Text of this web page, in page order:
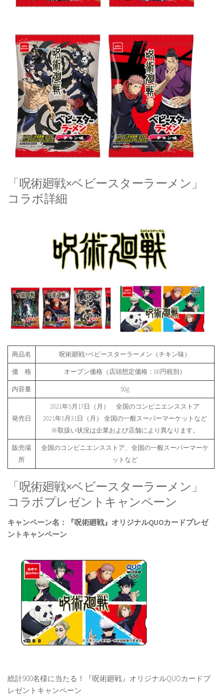
「呪術廻戦×ベビースターラーメン」
コラボ詳細
商品名 呪術廻戦×ベビースターラーメン（チキン味）
価 格 オープン価格（店頭想定価格：80円税別）
内容量 50g
発売日
2021年5月17日（月） 全国のコンビニエンスストア
2021年5月31日（月） 全国の一般スーパーマーケットなど
※取扱い状況は企業および店舗により異なります。
販売場
所
全国のコンビニエンスストア、全国の一般スーパーマーケ
ットなど
「呪術廻戦×ベビースターラーメン」
コラボプレゼントキャンペーン
キャンペーン名：『呪術廻戦』オリジナルQUOカードプレゼ
ントキャンペーン
総計900名様に当たる！『呪術廻戦』オリジナルQUOカードプ
レゼントキャンペーン